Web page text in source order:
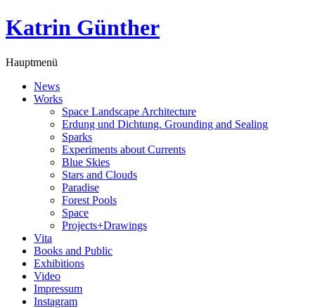
Katrin Günther
Hauptmenü
News
Works
Space Landscape Architecture
Erdung und Dichtung. Grounding and Sealing
Sparks
Experiments about Currents
Blue Skies
Stars and Clouds
Paradise
Forest Pools
Space
Projects+Drawings
Vita
Books and Public
Exhibitions
Video
Impressum
Instagram